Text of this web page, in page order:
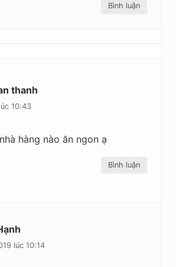
Bình luận
thanh
10:43
hàng nào ăn ngon ạ
Bình luận
lúc 10:14